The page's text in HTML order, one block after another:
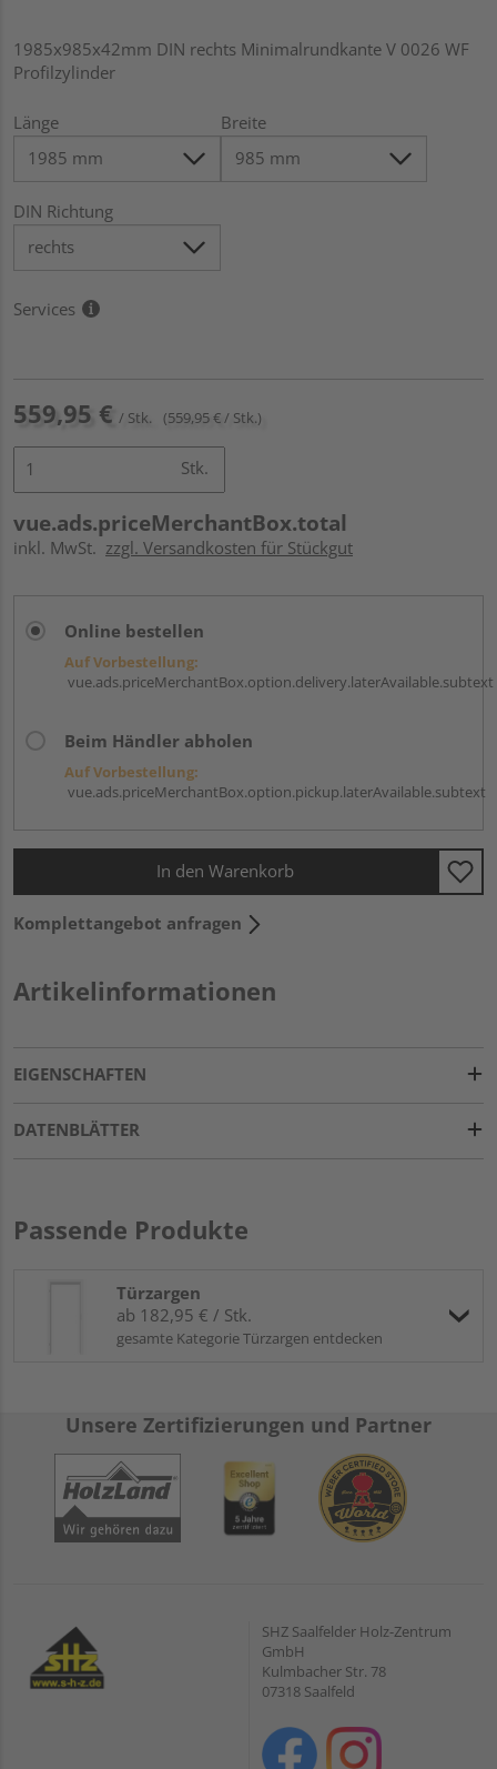
1985x985x42mm DIN rechts Minimalrundkante V 0026 WF
Profilzylinder
Länge Breite
DIN Richtung
Services
559,95 € / Stk. (559,95 € / Stk.)
Stk.
vue.ads.priceMerchantBox.total
inkl. MwSt. zzgl. Versandkosten für Stückgut
Online bestellen
Auf Vorbestellung:
vue.ads.priceMerchantBox.option.delivery.laterAvailable.subtext
Beim Händler abholen
Auf Vorbestellung:
vue.ads.priceMerchantBox.option.pickup.laterAvailable.subtext
In den Warenkorb
Komplettangebot anfragen
Artikelinformationen
EIGENSCHAFTEN
DATENBLÄTTER
Passende Produkte
Türzargen
ab 182,95 € / Stk.
gesamte Kategorie Türzargen entdecken
Unsere Zertifizierungen und Partner
SHZ Saalfelder Holz-Zentrum
GmbH
Kulmbacher Str. 78
07318 Saalfeld